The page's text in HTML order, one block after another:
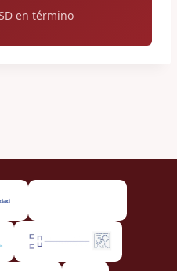
en término